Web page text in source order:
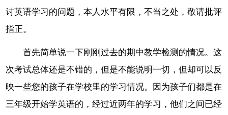
讨英语学习的问题，本人水平有限，不当之处，敬请批评
指正。
首先简单说一下刚刚过去的期中教学检测的情况。这
次考试总体还是不错的，但是不能说明一切，但却可以反
映一些您的孩子在学校里的学习情况。因为孩子们都是在
三年级开始学英语的，经过近两年的学习，他们之间已经